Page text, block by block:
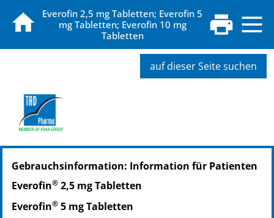
Everofin 2,5 mg Tabletten; Everofin 5
mg Tabletten; Everofin 10 mg
Tabletten
auf dieser Seite suchen
PZN: 17605351
PPN: 111760535130
PZN: 17605368
PPN: 111760536820
Gebrauchsinformation: Information für Patienten
Everofin® 2,5 mg Tabletten
Everofin® 5 mg Tabletten